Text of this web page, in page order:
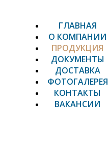
ГЛАВНАЯ
О КОМПАНИИ
ПРОДУКЦИЯ
ДОКУМЕНТЫ
ДОСТАВКА
ФОТОГАЛЕРЕЯ
КОНТАКТЫ
ВАКАНСИИ